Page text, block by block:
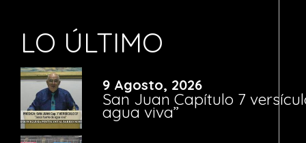
LO ÚLTIMO
9 Agosto, 2026
San Juan Capítulo 7
agua viva”